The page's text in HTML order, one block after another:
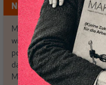
Nur für Abonnenten
MAKROSKOP analysiert
wirtschaftspolitische
postkeynesianischen
damit in Deutschland
MAKROSKOP steht für das